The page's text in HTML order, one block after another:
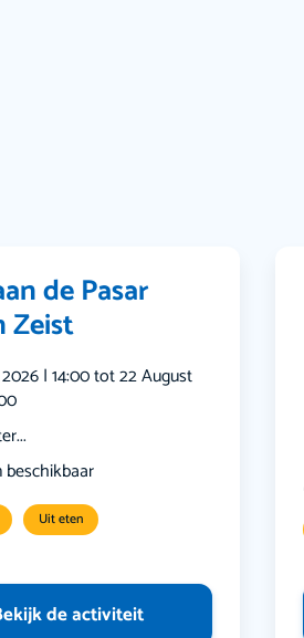
de Pasar
Zeist
| 14:00 tot 22 August
beschikbaar
Uit eten
de activiteit